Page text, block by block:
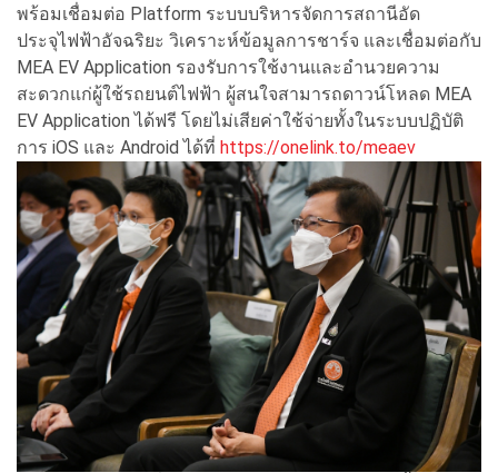
พร้อมเชื่อมต่อ Platform ระบบบริหารจัดการสถานีอัด
ประจุไฟฟ้าอัจฉริยะ วิเคราะห์ข้อมูลการชาร์จ และเชื่อมต่อกับ
MEA EV Application รองรับการใช้งานและอำนวยความ
สะดวกแก่ผู้ใช้รถยนต์ไฟฟ้า ผู้สนใจสามารถดาวน์โหลด MEA
EV Application ได้ฟรี โดยไม่เสียค่าใช้จ่ายทั้งในระบบปฏิบัติ
การ iOS และ Android ได้ที่ https://onelink.to/meaev